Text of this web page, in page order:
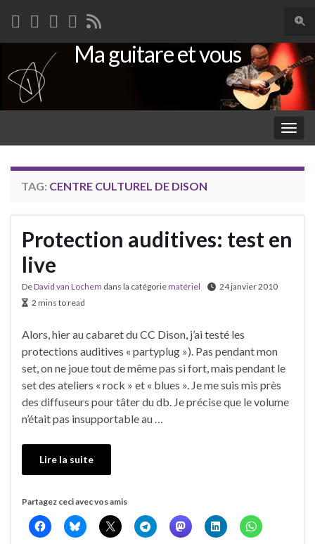
Search for:
Ma guitare et vous
TAG: CENTRE CULTUREL DE DISON
Protection auditives: test en
live
DeDavid van Lochem dans la catégoriematériel
24 janvier 2010
2 mins to read
Alors, hier au cabaret du CC Dison, j’ai testé les
protections auditives « partyplug »). Pas pendant mon
set, on ne joue tout de même pas si fort, mais pendant le
set des ateliers « rock » et « blues ». Je me suis mis près
des diffuseurs pour tâter du db. Je précise que le volume
n’était pas insupportable au …
Lire la suite
Partagez ceci avec vos amis